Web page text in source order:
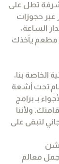
تطل على
عبر حجوزات
الساعة،
و مطعم يأخذك
الخاصة بنا،
تحت أشعة
بـ برامج
ولأننا
لتبقى على
معالم